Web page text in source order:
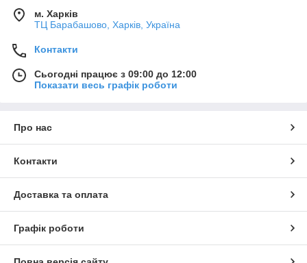
м. Харків
ТЦ Барабашово, Харків, Україна
Контакти
Сьогодні працює з 09:00 до 12:00
Показати весь графік роботи
Про нас
Контакти
Доставка та оплата
Графік роботи